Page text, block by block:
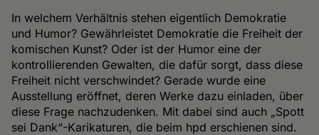
In welchem Verhältnis stehen eigentlich Demokratie
und Humor? Gewährleistet Demokratie die Freiheit der
komischen Kunst? Oder ist der Humor eine der
kontrollierenden Gewalten, die dafür sorgt, dass diese
Freiheit nicht verschwindet? Gerade wurde eine
Ausstellung eröffnet, deren Werke dazu einladen, über
diese Frage nachzudenken. Mit dabei sind auch „Spott
sei Dank“-Karikaturen, die beim hpd erschienen sind.